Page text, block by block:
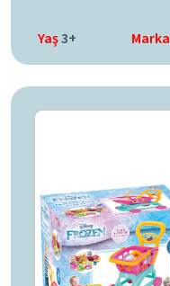
Yaş3+ Marka